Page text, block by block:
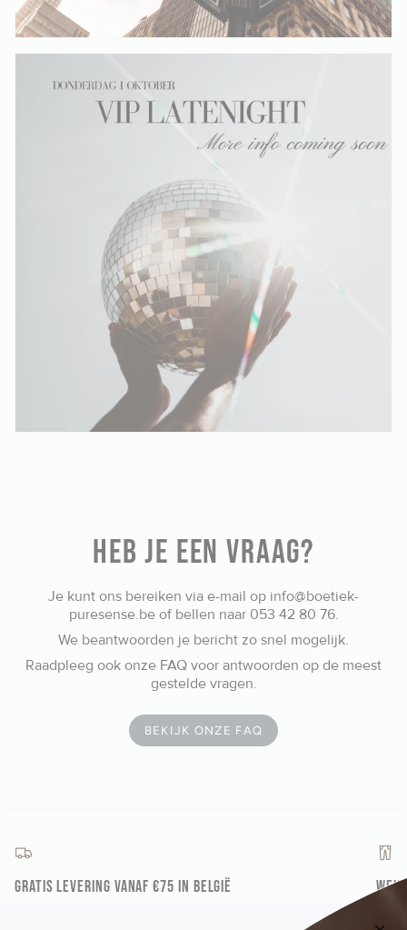
Heb je een vraag?
Je kunt ons bereiken via e-mail op info@boetiek-
puresense.be of bellen naar 053 42 80 76.
We beantwoorden je bericht zo snel mogelijk.
Raadpleeg ook onze FAQ voor antwoorden op de meest
gestelde vragen.
BEKIJK ONZE FAQ
Gratis levering vanaf €75 in België